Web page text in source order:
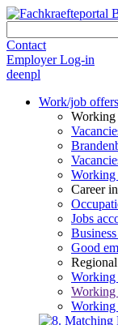
Contact
Employer Log-in
deenpl
Work/job offers
Working
Working
Career
Jobs
Good
Working
Working
Working